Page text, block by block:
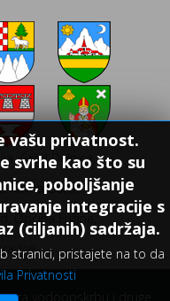
vašu privatnost.
svrhe kao što su
poboljšanje
integracije s
(ciljanih) sadržaja.
stranici, pristajete na to da
Privatnosti
Grad Delnice,
Ravna Gora,
Općina Fužine,
- za vodoopskrbu i druge